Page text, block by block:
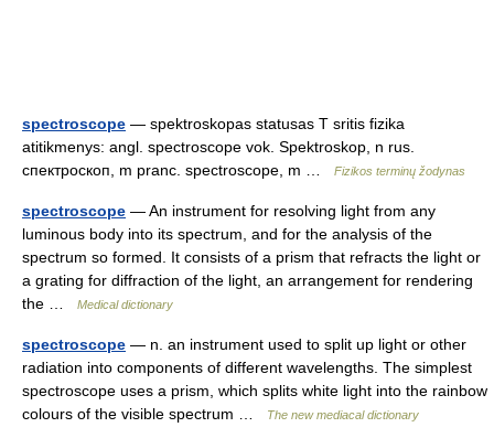
spectroscope — spektroskopas statusas T sritis fizika
atitikmenys: angl. spectroscope vok. Spektroskop, n rus.
спектроскоп, m pranc. spectroscope, m …
Fizikos terminų žodynas
spectroscope — An instrument for resolving light from any
luminous body into its spectrum, and for the analysis of the
spectrum so formed. It consists of a prism that refracts the light or
a grating for diffraction of the light, an arrangement for rendering
the …
Medical dictionary
spectroscope — n. an instrument used to split up light or other
radiation into components of different wavelengths. The simplest
spectroscope uses a prism, which splits white light into the rainbow
colours of the visible spectrum …
The new mediacal dictionary